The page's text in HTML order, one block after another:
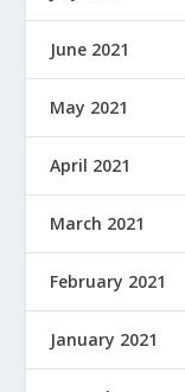
June 2021
May 2021
April 2021
March 2021
February 2021
January 2021